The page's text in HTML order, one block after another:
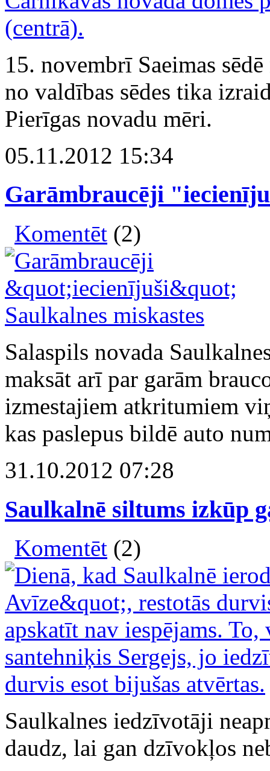
15. novembrī Saeimas
no valdības sēdes tika
Pierīgas novadu mēri.
05.11.2012 15:34
Garāmbraucēji
Komentēt (2)
Salaspils novada
maksāt arī par garām
izmestajiem atkritumiem
kas paslepus bildē auto
31.10.2012 07:28
Saulkalnē siltums izkūp
Komentēt (2)
Saulkalnes iedzīvotāji
daudz, lai gan dzīvokļos